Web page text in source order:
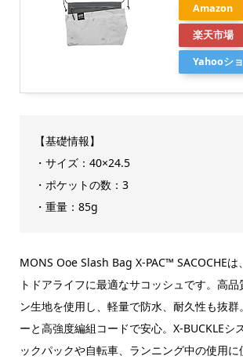
Amazon
楽天市場
Yahooシ
【基礎情報】
・サイズ：40×24.5
・ポケットの数：3
・重量：85g
MONS Ooe Slash Bag X-PAC™ SACOCHEは
トドアライフに最適なサコッシュです。高品
ン生地を使用し、軽量で防水、耐久性も抜群
ーと高強度編組コードで安心。X-BUCKLEシ
ックパックや自転車、ランニング中の使用